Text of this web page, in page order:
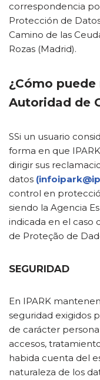
correspondencia
Protección de
Camino de las
Rozas (Madrid).
¿Cómo
Autoridad de
SSi un usuario
forma en que
dirigir sus
datos
control en
siendo la Agencia
indicada en el caso
de Proteção de
SEGURIDAD
En IPARK
seguridad exigidos
de carácter
accesos,
habida cuenta del
naturaleza de los